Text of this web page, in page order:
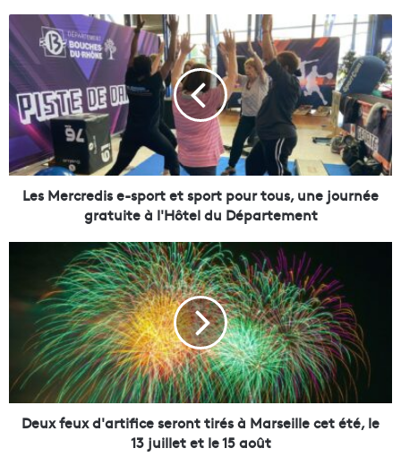
e
s
M
e
r
c
r
e
p
e
t
Les Mercredis e-sport et sport pour tous, une journée
gratuite à l'Hôtel du Département
x
d
Deux feux d'artifice seront tirés à Marseille cet été, le
13 juillet et le 15 août